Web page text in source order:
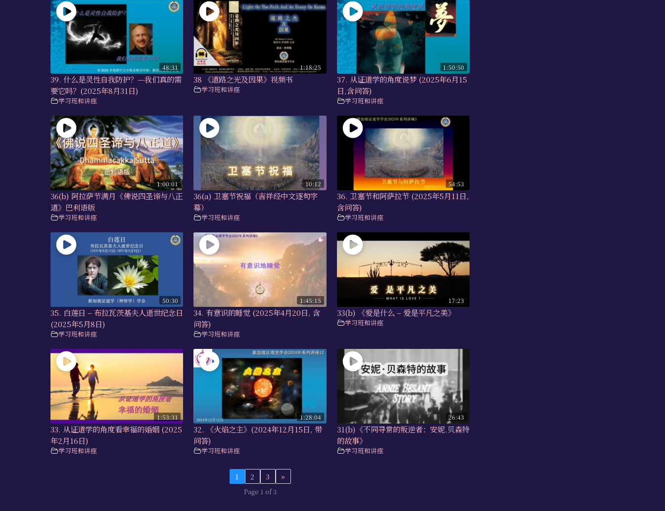
48:31
39. 什么是灵性自我防护？—我们真的需
要它吗？(2025年8月31日)
学习班和讲座
1:18:25
38 《道路之光及因果》视频书
学习班和讲座
1:50:50
37. 从证道学的角度说梦 (2025年6月15
日,含问答)
学习班和讲座
1:00:01
36(b) 阿拉萨节满月《佛说四圣谛与八正
道》巴利语版
学习班和讲座
10:12
36(a) 卫塞节祝福（吉祥经中文逐句字
幕）
学习班和讲座
54:53
36. 卫塞节和阿萨拉节 (2025年5月11日,
含问答)
学习班和讲座
50:30
35. 白莲日 – 布拉瓦茨基夫人逝世纪念日
(2025年5月8日)
学习班和讲座
1:45:15
34. 有意识的睡觉 (2025年4月20日, 含
问答)
学习班和讲座
17:23
33(b) 《爱是什么 – 爱是平凡之美》
学习班和讲座
1:53:31
33. 从证道学的角度看幸福的婚姻 (2025
年2月16日)
学习班和讲座
1:28:04
32. 《火焰之主》(2024年12月15日, 带
问答)
学习班和讲座
26:43
31(b)《不同寻常的叛逆者：安妮.贝森特
的故事》
学习班和讲座
1 2 3 »
Page 1 of 3